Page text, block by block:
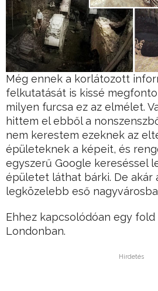
Még ennek a korlátozott
felkutatását is kissé
milyen furcsa ez az elmélet.
hittem el ebből a
nem kerestem ezeknek az
épületeknek a képeit, és
egyszerű Google kereséssel
épületet láthat bárki. De akár
legközelebb eső
Ehhez kapcsolódóan egy
Londonban.
Hirdetés